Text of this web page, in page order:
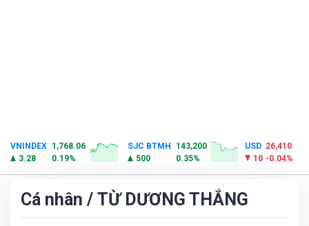
VNINDEX 1,768.06
3.28
0.19%
SJC BTMH
143,200
500
0.35%
USD 26,410
10 -0.04%
Cá nhân / TỪ DƯƠNG THẮNG